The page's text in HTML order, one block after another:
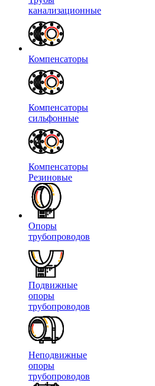
канализационные
Компенсаторы
Компенсаторы
сильфонные
Компенсаторы
Резиновые
Опоры
трубопроводов
Подвижные
опоры
трубопроводов
Неподвижные
опоры
трубопроводов